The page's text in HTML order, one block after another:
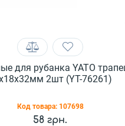
для рубанка YATO
2шт (YT-76261)
Код товара: 107698
58 грн.